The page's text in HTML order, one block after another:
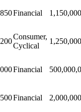
Financial
Consumer,
Cyclical
Financial
Financial